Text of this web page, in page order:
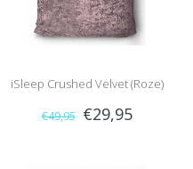
iSleep Crushed Velvet (Roze)
€49,95 €29,95